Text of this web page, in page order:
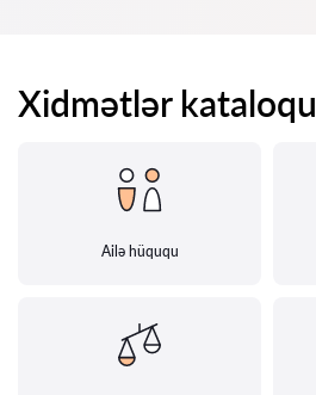
Xidmətlər kataloqu
Ailə hüququ